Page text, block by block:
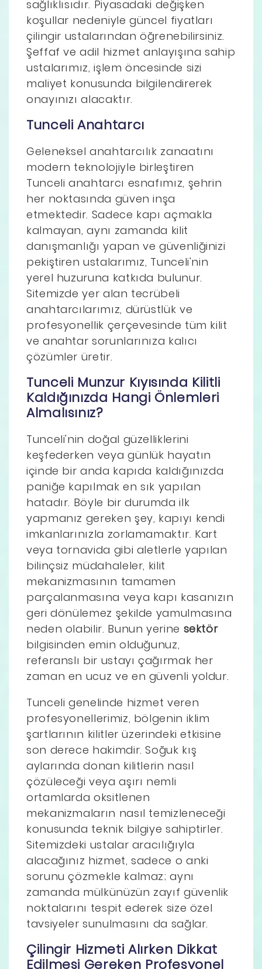
sağlıklısıdır. Piyasadaki değişken
koşullar nedeniyle güncel fiyatları
çilingir ustalarından öğrenebilirsiniz.
Şeffaf ve adil hizmet anlayışına sahip
ustalarımız, işlem öncesinde sizi
maliyet konusunda bilgilendirerek
onayınızı alacaktır.
Tunceli Anahtarcı
Geleneksel anahtarcılık zanaatını
modern teknolojiyle birleştiren
Tunceli anahtarcı esnafımız, şehrin
her noktasında güven inşa
etmektedir. Sadece kapı açmakla
kalmayan, aynı zamanda kilit
danışmanlığı yapan ve güvenliğinizi
pekiştiren ustalarımız, Tunceli'nin
yerel huzuruna katkıda bulunur.
Sitemizde yer alan tecrübeli
anahtarcılarımız, dürüstlük ve
profesyonellik çerçevesinde tüm kilit
ve anahtar sorunlarınıza kalıcı
çözümler üretir.
Tunceli Munzur Kıyısında Kilitli
Kaldığınızda Hangi Önlemleri
Almalısınız?
Tunceli'nin doğal güzelliklerini
keşfederken veya günlük hayatın
içinde bir anda kapıda kaldığınızda
paniğe kapılmak en sık yapılan
hatadır. Böyle bir durumda ilk
yapmanız gereken şey, kapıyı kendi
imkanlarınızla zorlamamaktır. Kart
veya tornavida gibi aletlerle yapılan
bilinçsiz müdahaleler, kilit
mekanizmasının tamamen
parçalanmasına veya kapı kasanızın
geri dönülemez şekilde yamulmasına
neden olabilir. Bunun yerine sektör
bilgisinden emin olduğunuz,
referanslı bir ustayı çağırmak her
zaman en ucuz ve en güvenli yoldur.
Tunceli genelinde hizmet veren
profesyonellerimiz, bölgenin iklim
şartlarının kilitler üzerindeki etkisine
son derece hakimdir. Soğuk kış
aylarında donan kilitlerin nasıl
çözüleceği veya aşırı nemli
ortamlarda oksitlenen
mekanizmaların nasıl temizleneceği
konusunda teknik bilgiye sahiptirler.
Sitemizdeki ustalar aracılığıyla
alacağınız hizmet, sadece o anki
sorunu çözmekle kalmaz; aynı
zamanda mülkünüzün zayıf güvenlik
noktalarını tespit ederek size özel
tavsiyeler sunulmasını da sağlar.
Çilingir Hizmeti Alırken Dikkat
Edilmesi Gereken Profesyonel